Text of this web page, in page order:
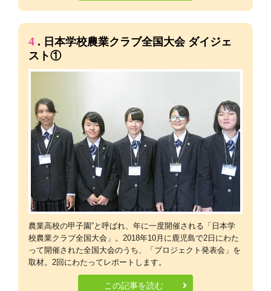
4 . 日本学校農業クラブ全国大会 ダイジェ
スト①
農業高校の甲子園”と呼ばれ、年に一度開催される「日本学
校農業クラブ全国大会」。2018年10月に鹿児島で2日にわた
って開催された全国大会のうち、「プロジェクト発表会」を
取材。2回にわたってレポートします。
この記事を読む